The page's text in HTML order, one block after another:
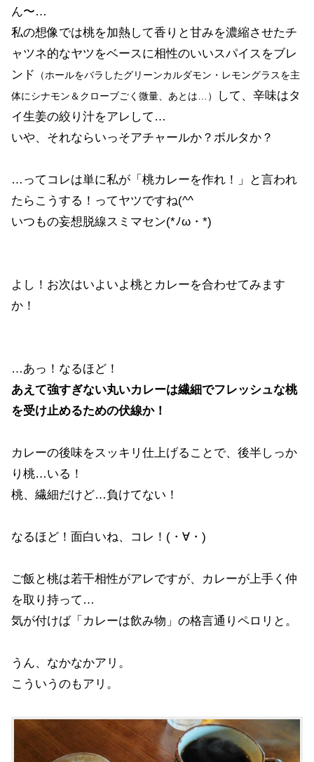
ん〜…
私の想像では桃を加熱して香りと甘みを濃縮させたチ
ャツネ的なヤツをベースに相性のいいスパイスをブレ
ンド
（ホールをバラしたグリーンカルダモン・レモングラスを主
体にシナモン＆クローブごく微量、あとは…）
して、辛味はタ
イ生姜の絞り汁をアレして…
いや、それならいっそアチャールか？ボルタか？
…ってコレは単に私が「桃カレーを作れ！」と言われ
たらこうする！ってヤツですね(^^ゞ
いつもの妄想脱線スミマセン(*ﾉω・*)
よし！お次はいよいよ桃とカレーを合わせてみます
か！
…あっ！なるほど！
あえて強すぎない丸いカレーは繊細でフレッシュな桃
を受け止めるための伏線か！
カレーの後味をスッキリ仕上げることで、後半しっか
り桃…いる！
桃、繊細だけど…負けてない！
なるほど！面白いね、コレ！(・∀・)
ご飯と桃は若干相性がアレですが、カレーが上手く仲
を取り持って…
気が付けば「カレーは飲み物」の格言通りペロリと。
うん、なかなかアリ。
こういうのもアリ。